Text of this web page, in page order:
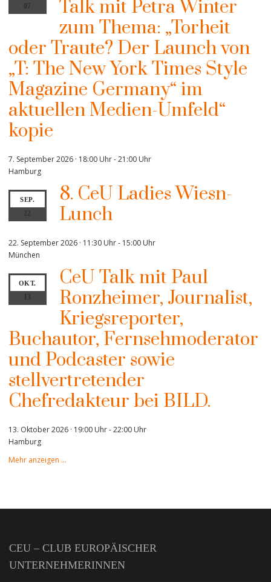
07
Talk mit Petra Winter
zum Thema: „Torheit
oder Traute? Der Launch von
„T: The New York Times Style
Magazine Germany“ im
aktuellen Medien-Umfeld“
kopie
7. September 2026 · 18:00 Uhr-21:00 Uhr
Hamburg
SEP.
22
8. CeU Ladies Wiesn-
Lunch
22. September 2026 · 11:30 Uhr- 15:00 Uhr
München
OKT.
13
CeU Talk mit Paul
Ronzheimer, Journalist,
Kriegsreporter,
Buchautor, Fernsehmoderator
und Podcaster sowie
stellvertretender
Chefredakteur bei BILD.
13. Oktober 2026 · 19:00 Uhr-22:00 Uhr
Hamburg
Mehr anzeigen …
CEU – CLUB EUROPÄISCHER
UNTERNEHMERINNEN